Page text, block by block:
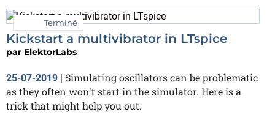
Terminé
Kickstart a multivibrator in LTspice
par ElektorLabs
25-07-2019 | Simulating oscillators can be problematic
as they often won't start in the simulator. Here is a
trick that might help you out.